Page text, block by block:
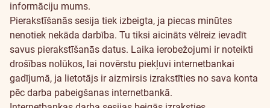
informāciju mums.
Pierakstīšanās sesija tiek izbeigta, ja piecas minūtes
nenotiek nekāda darbība. Tu tiksi aicināts vēlreiz ievadīt
savus pierakstīšanās datus. Laika ierobežojumi ir noteikti
drošības nolūkos, lai novērstu piekļuvi internetbankai
gadījumā, ja lietotājs ir aizmirsis izrakstīties no sava konta
pēc darba pabeigšanas internetbankā.